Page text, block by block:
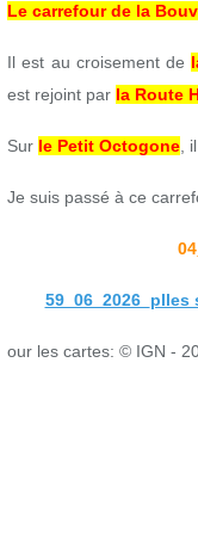
Le carrefour de la
Il est au croisement de
est rejoint par la Route
Sur le Petit Octogone ,
Je suis passé à ce
our les cartes: © IGN -